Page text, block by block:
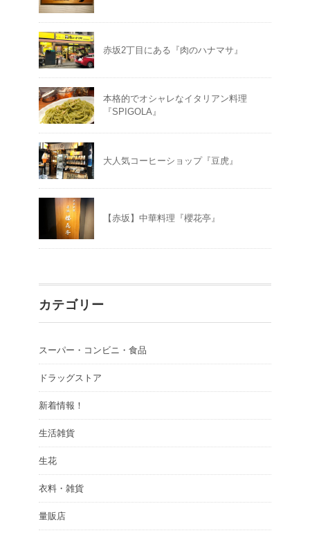
赤坂2丁目にある『肉のハナマサ』
本格的でオシャレなイタリアン料理
『SPIGOLA』
大人気コーヒーショップ『豆虎』
【赤坂】中華料理『櫻花亭』
カテゴリー
スーパー・コンビニ・食品
ドラッグストア
新着情報！
生活雑貨
生花
衣料・雑貨
量販店